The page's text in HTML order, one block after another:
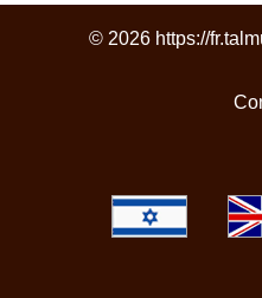
© 2026 https://